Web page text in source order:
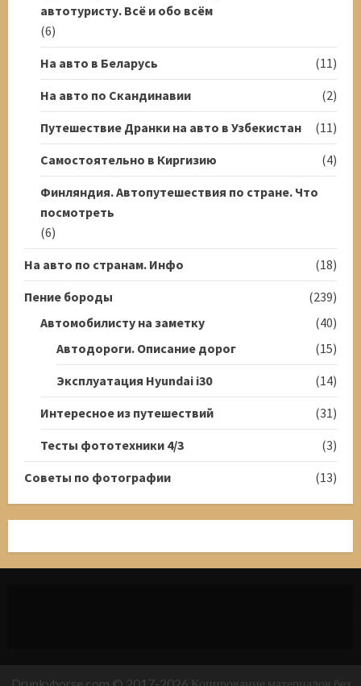
автотуристу. Всё и обо всём
(6)
На авто в Беларусь
(11)
На авто по Скандинавии
(2)
Путешествие Дранки на авто в Узбекистан
(11)
Самостоятельно в Киргизию
(4)
Финляндия. Автопутешествия по стране. Что
посмотреть
(6)
На авто по странам. Инфо
(18)
Пение бороды
(239)
Автомобилисту на заметку
(40)
Автодороги. Описание дорог
(15)
Эксплуатация Hyundai i30
(14)
Интересное из путешествий
(31)
Тесты фототехники 4/3
(3)
Советы по фотографии
(13)